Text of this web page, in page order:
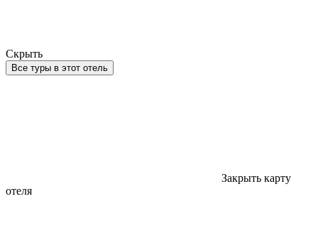
Скрыть
Все туры в этот отель
Закрыть карту
отеля